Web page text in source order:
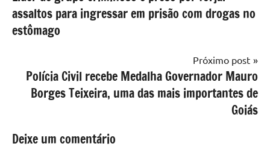
Post
assaltos para ingressar em prisão com drogas no
estômago
Próximo post
Polícia Civil recebe Medalha Governador Mauro
Borges Teixeira, uma das mais importantes de
Goiás
Deixe um comentário